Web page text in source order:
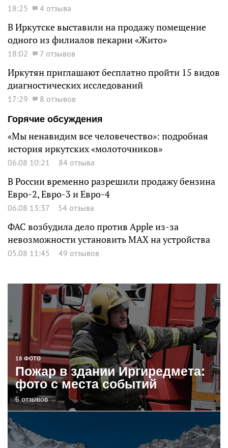
18:25 4 отзыва
В Иркутске выставили на продажу помещение
одного из филиалов пекарни «Жито»
18:02 7 отзывов
Иркутян приглашают бесплатно пройти 15 видов
диагностических исследований
17:29
8 отзывов
Горячие обсуждения
«Мы ненавидим все человечество»: подробная
история иркутских «молоточников»
06.08 10:21 84 отзыва
В России временно разрешили продажу бензина
Евро-2, Евро-3 и Евро-4
06.08 13:37 54 отзыва
ФАС возбудила дело против Apple из-за
невозможности установить MAX на устройства
05.08 11:45 49 отзывов
18 ФОТО
Пожар в здании Иргиредмета:
фото с места событий
6 отзывов